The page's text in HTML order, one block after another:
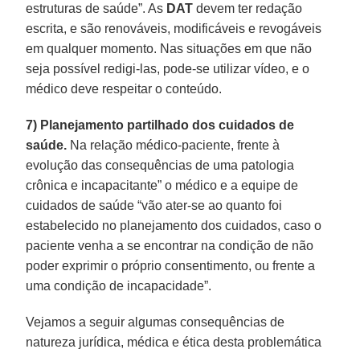
estruturas de saúde”. As DAT devem ter redação
escrita, e são renováveis, modificáveis e revogáveis
em qualquer momento. Nas situações em que não
seja possível redigi-las, pode-se utilizar vídeo, e o
médico deve respeitar o conteúdo.
7) Planejamento partilhado dos cuidados de
saúde. Na relação médico-paciente, frente à
evolução das consequências de uma patologia
crônica e incapacitante” o médico e a equipe de
cuidados de saúde “vão ater-se ao quanto foi
estabelecido no planejamento dos cuidados, caso o
paciente venha a se encontrar na condição de não
poder exprimir o próprio consentimento, ou frente a
uma condição de incapacidade”.
Vejamos a seguir algumas consequências de
natureza jurídica, médica e ética desta problemática